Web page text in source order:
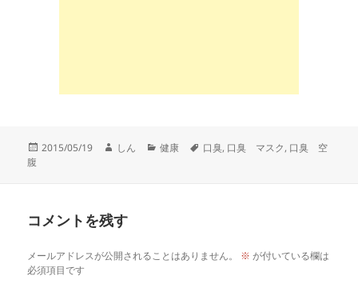
投
2015/05/19
作
しん
カ
健康
タ
口臭, 口臭 マスク, 口臭 空
腹
コメントを残す
メールアドレスが公開されることはありません。 ※ が付いている欄は
必須項目です